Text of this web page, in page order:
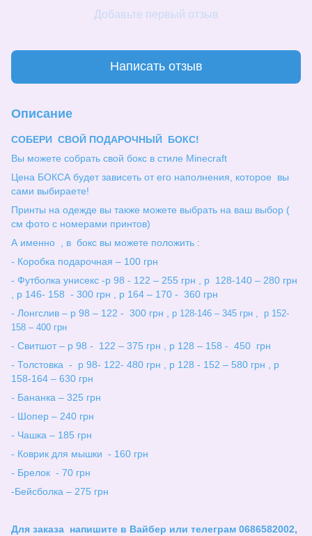
Добавьте первый отзыв
Написать отзыв
Описание
СОБЕРИ СВОЙ ПОДАРОЧНЫЙ БОКС!
Вы можете собрать свой бокс в стиле Minecraft
Цена БОКСА будет зависеть от его наполнения, которое вы
сами выбираете!
Принты на одежде вы также можете выбрать на ваш выбор (
см фото с номерами принтов)
А именно , в бокс вы можете положить :
- Коробка подарочная – 100 грн
- Футболка унисекс -р 98 - 122 – 255 грн , р 128-140 – 280 грн
, р 146- 158 - 300 грн , р 164 – 170 - 360 грн
- Лонгслив – р 98 – 122 - 300 грн , р 128-146 – 345 грн , р 152-
158 – 400 грн
- Свитшот – р 98 - 122 – 375 грн , р 128 – 158 - 450 грн
- Толстовка - р 98- 122- 480 грн , р 128 - 152 – 580 грн , р
158-164 – 630 грн
- Бананка – 325 грн
- Шопер – 240 грн
- Чашка – 185 грн
- Коврик для мышки - 160 грн
- Брелок - 70 грн
-Бейсболка – 275 грн
Для заказа напишите в Вайбер или телеграм 0686582002,